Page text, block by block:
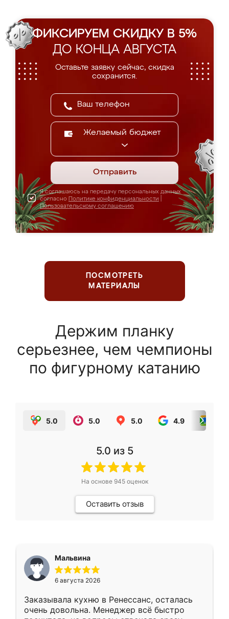
ФИКСИРУЕМ СКИДКУ В 5%
ДО КОНЦА АВГУСТА
Оставьте заявку сейчас, скидка
сохранится.
Желаемый бюджет
Отправить
Я соглашаюсь на передачу персональных данных
согласно Политике конфиденциальности
Пользовательскому соглашению
ПОСМОТРЕТЬ
МАТЕРИАЛЫ
Держим планку
серьезнее, чем чемпионы
по фигурному катанию
5.0 5.0 5.0 4.9
5.0 из 5
На основе 945оценок
Оставить отзыв
Мальвина
6 августа 2026
Заказывала кухню в Ренессанс, осталась
очень довольна. Менеджер всё быстро